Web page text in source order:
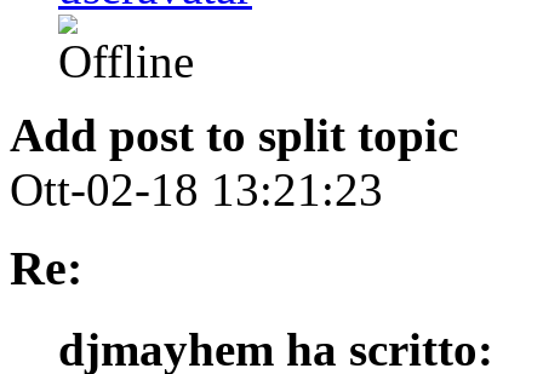
Add post to split topic
Ott-02-18 13:21:23
Re:
djmayhem ha scritto: